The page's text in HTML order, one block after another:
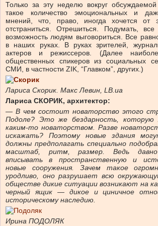
Только за эту неделю вокруг
такое количество эмоциональных и
мнений, что, право, иногда хочется от
отстраниться. Отрешиться. Подумать,
возможность людям выговориться. Все
в наших руках. В руках зрителей,
актеров и режиссеров. (Далее
общественных спикеров из социальных
СМИ, в частности ZIK, “Главком”, других.)
Лариса Скорик. Макс Левин, LB.ua
Лариса СКОРИК, архитектор:
— В чем состоит новаторство этого
Подоле? Это же бездарность,
каким-то новаторством. Разве
искажать? Поэтому новые здания
должны предполагать специально
масштаб, ритм, размер. Ведь
вписывать в пространственную и
новые сооружения. Зачем такое
уродливо, оно разрушает всю
обществе дикие ситуации возникают на
черный ящик — дикое и циничное
историческому наследию.
Ирина ПОДОЛЯК